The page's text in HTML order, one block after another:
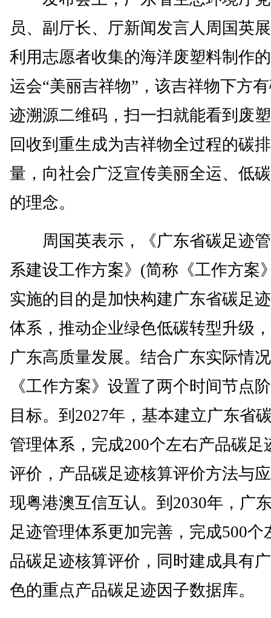
员、副厅长、厅新闻发言人周国英
利用志愿者收集的海洋废塑料制作
运会“美丽吉祥物”，该吉祥物下方
迹溯源二维码，扫一扫就能看到废
回收到重生成为吉祥物全过程的碳
量，向社会广泛宣传美丽全运、低
的理念。
周国英表示，《广东省碳足迹
系建设工作方案》(简称《工作方案
实施的目的是加快构建广东省碳足
体系，推动企业绿色低碳转型升级
广东高质量发展。结合广东实际情
《工作方案》设置了两个时间节点
目标。到2027年，基本建立广东省
管理体系，完成200个左右产品碳足
评价，产品碳足迹核算评价方法与
现粤港澳互信互认。到2030年，广
足迹管理体系更加完善，完成500个
品碳足迹核算评价，同时建成具有
色的重点产品碳足迹因子数据库。